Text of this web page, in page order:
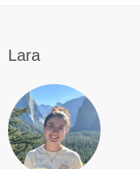
Who we are
Careers
Join the team
Lara